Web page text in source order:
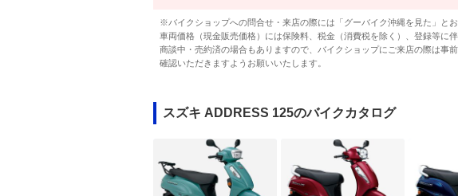
※バイクショップへの問合せ・来店の際には「グーバイク沖縄を見た」とお
車両価格（現金販売価格）には保険料、税金（消費税を除く）、登録等に
商談中・売約済の場合もありますので、バイクショップにご来店の際は事
確認いただきますようお願いいたします。
スズキ ADDRESS 125のバイクカタログ